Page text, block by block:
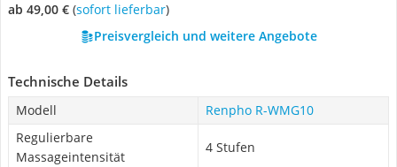
ab 49,00 € ( Sofort lieferbar)
Preisvergleich und weitere Angebote
Technische Details
Modell
Renpho R-WMG10
Regulierbare
Massageintensität
4 Stufen